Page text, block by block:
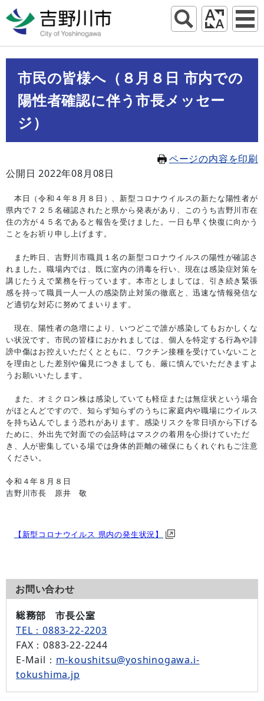
市民の皆様へ（８月８日 市内での
陽性者確認に伴う市長メッセー
ジ）
ページの内容を印刷
公開日 2022年08月08日
本日（令和４年８月８日）、新型コロナウイルスの新たな陽性者が
県内で７２５名確認されたと県から発表があり、このうち吉野川市在
住の方が４５名であると報告を受けました。一日も早く快復に向かう
ことをお祈り申し上げます。
また昨日、吉野川市職員１名の新型コロナウイルスの陽性が確認さ
れました。職場内では、既に室内の消毒を行い、現在は感染症対策を
講じたうえで業務を行っています。本市としましては、引き続き緊張
感を持って職員一人一人の感染防止対策の徹底と、迅速な情報発信な
ど適切な対応に努めてまいります。
現在、陽性者の急増により、いつどこで誰が感染してもおかしくな
い状況です。市民の皆様におかれましては、個人を特定する行為や誹
謗中傷はお控えいただくとともに、ワクチン接種を受けていないこと
を理由とした差別や偏見につきましても、厳に慎んでいただきますよ
うお願いいたします。
また、オミクロン株は感染していても軽症または無症状という場合
がほとんどですので、知らず知らずのうちに家庭内や職場にウイルス
を持ち込んでしまう恐れがあります。感染リスクを常日頃から下げる
ために、外出先で対面での会話時はマスクの着用を心掛けていただ
き、人が密集している場では身体的距離の確保にもくれぐれもご注意
ください。
令和４年８月８日
吉野川市長 原井 敬
【新型コロナウイルス 県内の発生状況】
お問い合わせ
総務部 市長公室
TEL：0883-22-2203
FAX ：0883-22-2244
E-Mail ： m-koushitsu@yoshinogawa.i-
tokushima.jp